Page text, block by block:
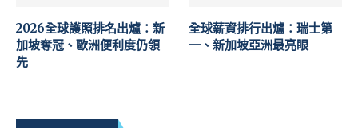
2026全球護照排名出爐：新
加坡奪冠、歐洲便利度仍領
先
全球薪資排行出爐：瑞士第
一、新加坡亞洲最亮眼